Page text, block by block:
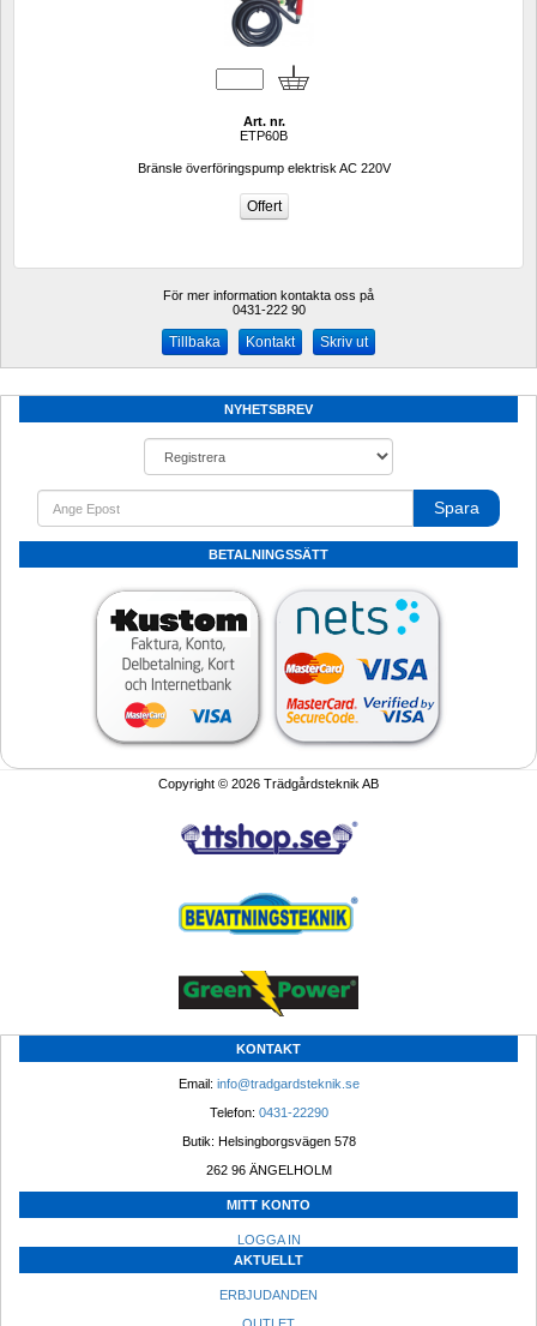
Art. nr.
ETP60B
Bränsle överföringspump elektrisk AC 220V
För mer information kontakta oss på
0431-222 90
Kontakt Skriv ut
NYHETSBREV
Spara
BETALNINGSSÄTT
Copyright © 2026 Trädgårdsteknik AB
KONTAKT
Email: info@tradgardsteknik.se
Telefon: 0431-22290
Butik: Helsingborgsvägen 578
262 96 ÄNGELHOLM
MITT KONTO
LOGGA IN
AKTUELLT
ERBJUDANDEN